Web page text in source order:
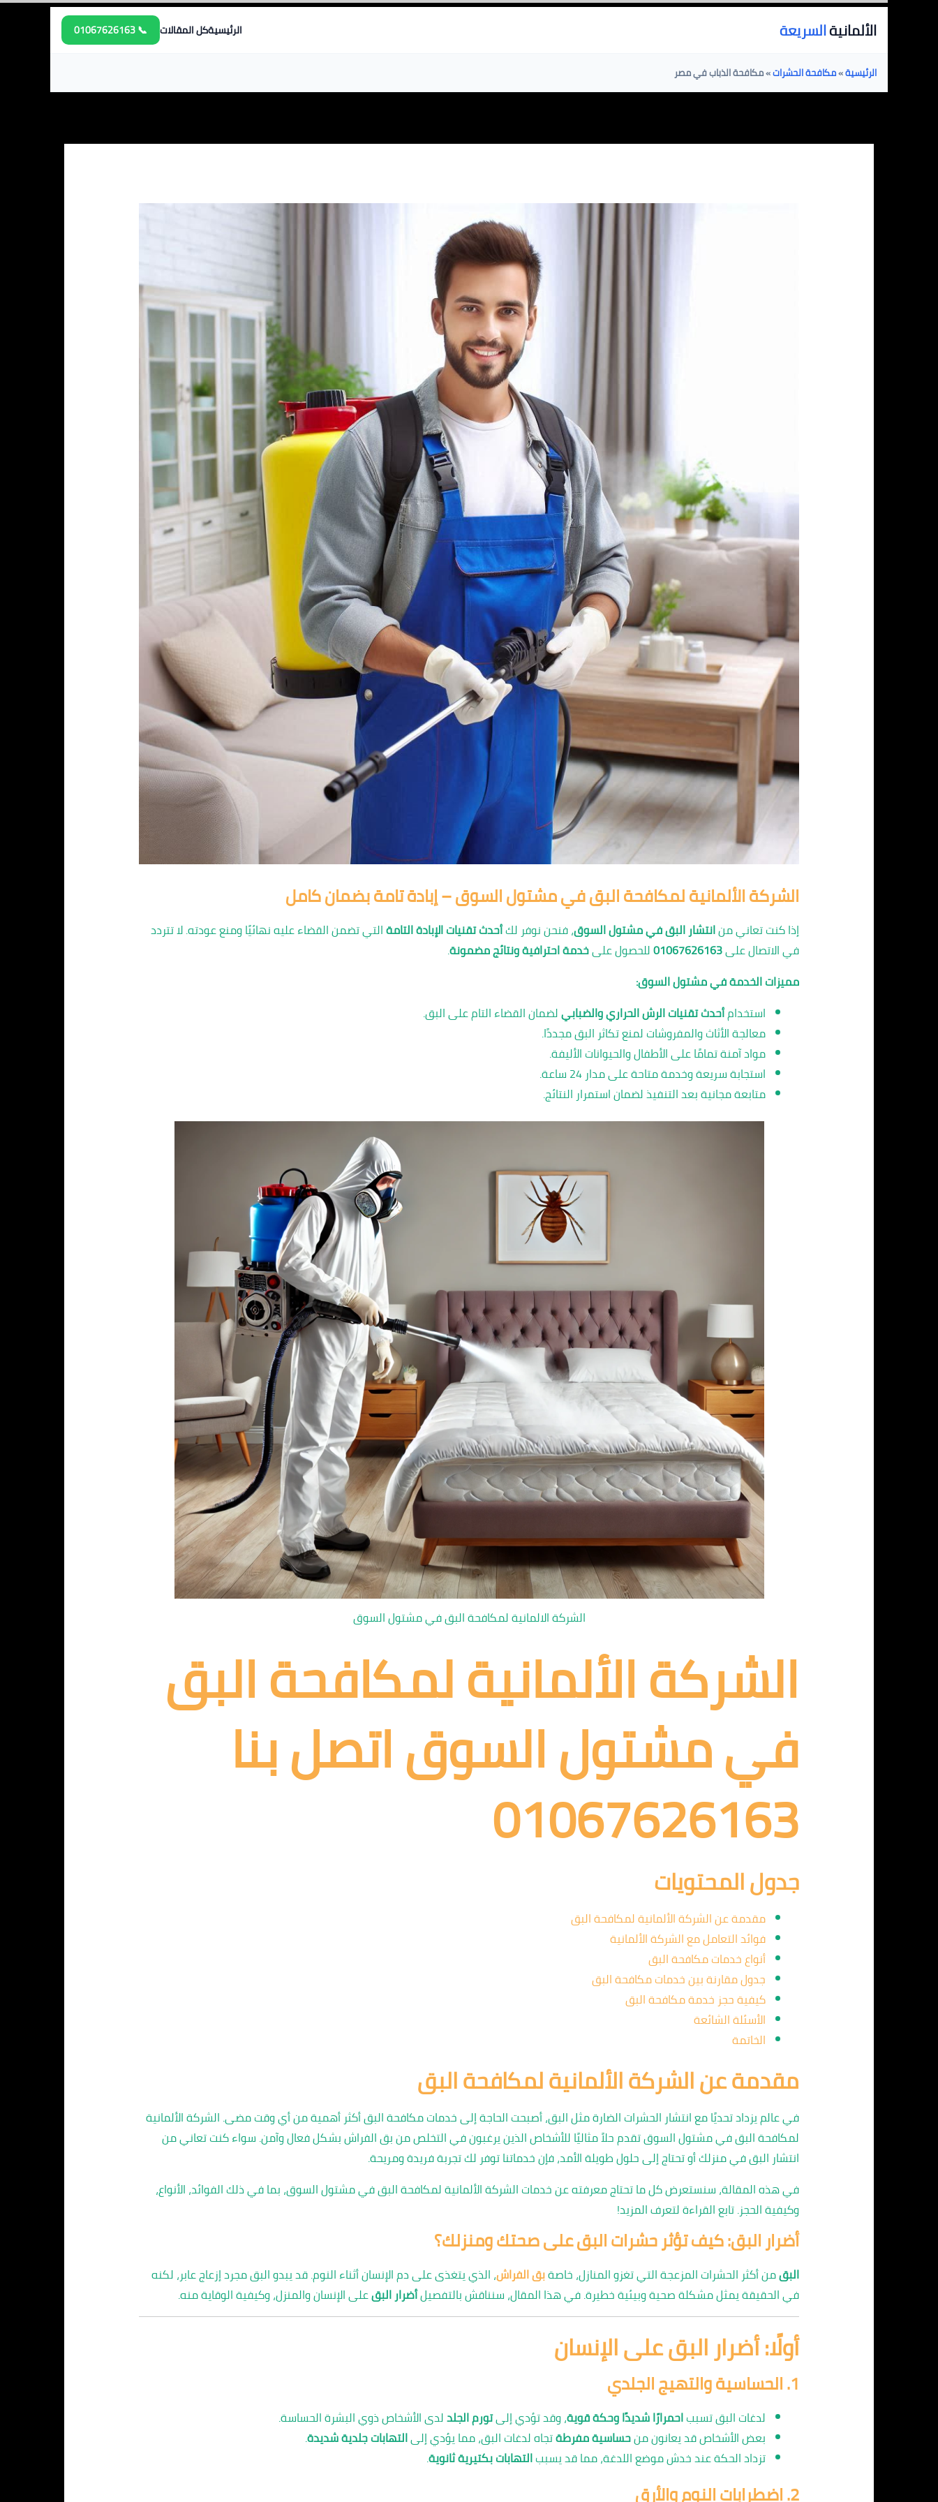
الألمانيةالسريعة الرئيسيةكل المقالات 📞 01067626163
الرئيسية»مكافحة الحشرات»مكافحة الذباب في مصر
الشركة الألمانية لمكافحة البق في مشتول السوق – إبادة تامة بضمان كامل
إذا كنت تعاني منانتشار البق في مشتول السوق، فنحن نوفر لكأحدث تقنيات الإبادة التامةالتي تضمن القضاء عليه نهائيًا ومنع عودته. لا تتردد
في الاتصال على01067626163للحصول علىخدمة احترافية ونتائج مضمونة.
مميزات الخدمة في مشتول السوق:
استخدامأحدث تقنيات الرش الحراري والضبابيلضمان القضاء التام على البق.
معالجة الأثاث والمفروشات لمنع تكاثر البق مجددًا.
مواد آمنة تمامًا على الأطفال والحيوانات الأليفة.
استجابة سريعة وخدمة متاحة على مدار 24 ساعة.
متابعة مجانية بعد التنفيذ لضمان استمرار النتائج.
الشركة الالمانية لمكافحة البق في مشتول السوق
الشركة الألمانية لمكافحة البق
في مشتول السوق اتصل بنا
01067626163
جدول المحتويات
مقدمة عن الشركة الألمانية لمكافحة البق
فوائد التعامل مع الشركة الألمانية
أنواع خدمات مكافحة البق
جدول مقارنة بين خدمات مكافحة البق
كيفية حجز خدمة مكافحة البق
الأسئلة الشائعة
الخاتمة
مقدمة عن الشركة الألمانية لمكافحة البق
في عالم يزداد تحديًا مع انتشار الحشرات الضارة مثل البق، أصبحت الحاجة إلى خدمات مكافحة البق أكثر أهمية من أي وقت مضى. الشركة الألمانية
لمكافحة البق في مشتول السوق تقدم حلاً مثاليًا للأشخاص الذين يرغبون في التخلص من بق الفراش بشكل فعال وآمن. سواء كنت تعاني من
انتشار البق في منزلك أو تحتاج إلى حلول طويلة الأمد، فإن خدماتنا توفر لك تجربة فريدة ومريحة.
في هذه المقالة، سنستعرض كل ما تحتاج معرفته عن خدمات الشركة الألمانية لمكافحة البق في مشتول السوق، بما في ذلك الفوائد، الأنواع،
وكيفية الحجز. تابع القراءة لتعرف المزيد!
أضرار البق: كيف تؤثر حشرات البق على صحتك ومنزلك؟
البقمن أكثر الحشرات المزعجة التي تغزو المنازل، خاصةبق الفراش، الذي يتغذى على دم الإنسان أثناء النوم. قد يبدو البق مجرد إزعاج عابر، لكنه
في الحقيقة يمثل مشكلة صحية وبيئية خطيرة. في هذا المقال، سنناقش بالتفصيلأضرار البقعلى الإنسان والمنزل، وكيفية الوقاية منه.
أولًا: أضرار البق على الإنسان
1. الحساسية والتهيج الجلدي
لدغات البق تسبباحمرارًا شديدًا وحكة قوية، وقد تؤدي إلىتورم الجلدلدى الأشخاص ذوي البشرة الحساسة.
بعض الأشخاص قد يعانون منحساسية مفرطةتجاه لدغات البق، مما يؤدي إلىالتهابات جلدية شديدة.
تزداد الحكة عند خدش موضع اللدغة، مما قد يسببالتهابات بكتيرية ثانوية.
2. اضطرابات النوم والأرق